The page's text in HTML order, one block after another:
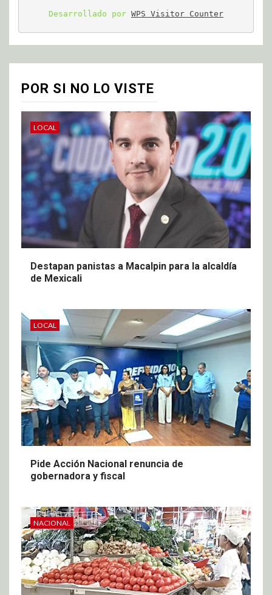
Desarrollado por WPS Visitor Counter
POR SI NO LO VISTE
LOCAL
Destapan panistas a Macalpin para la alcaldía
de Mexicali
LOCAL
Pide Acción Nacional renuncia de
gobernadora y fiscal
NACIONAL